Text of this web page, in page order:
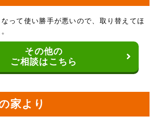
って使い勝手が悪いので、取り替えてほ
その他の
ご相談はこちら
家より